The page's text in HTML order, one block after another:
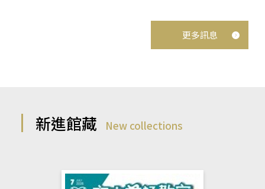
更多訊息
新進館藏 New collections